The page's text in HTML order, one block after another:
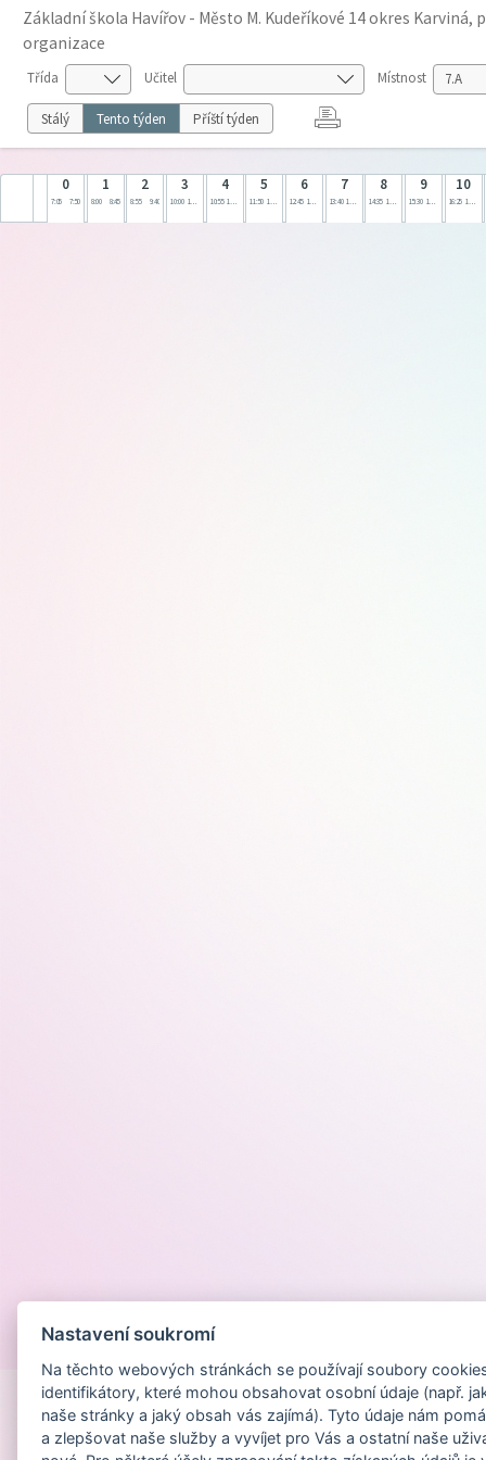
Základní škola Havířov - Město M. Kudeříkové 14 okres Karviná,
organizace
Třída Učitel Místnost
Stálý Tento týden Příští týden
0
7:05 7:50
1
8:00 8:45
2
8:55 9:40
3
10:00 10:45
4
10:55 11:40
5
11:50 12:35
6
12:45 13:30
7
13:40 14:25
8
14:35 15:20
9
15:30 16:15
10
16:25 17:10
Nastavení soukromí
Na těchto webových stránkách se používají soubory
identifikátory, které mohou obsahovat osobní údaje (např.
naše stránky a jaký obsah vás zajímá). Tyto údaje nám
a zlepšovat naše služby a vyvíjet pro Vás a ostatní naše